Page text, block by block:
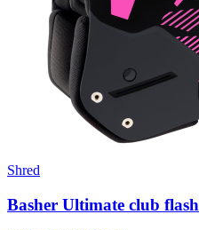
Shred
Basher Ultimate club flash